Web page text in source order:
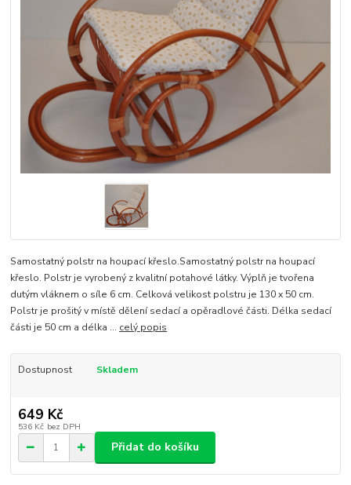
Samostatný polstr na houpací křeslo.Samostatný polstr na houpací
křeslo. Polstr je vyrobený z kvalitní potahové látky. Výplň je tvořena
dutým vláknem o síle 6 cm. Celková velikost polstru je 130 x 50 cm.
Polstr je prošitý v místě dělení sedací a opěradlové části. Délka sedací
části je 50 cm a délka ... celý popis
Dostupnost Skladem
649 Kč
536 Kč bez DPH
Přidat do košíku